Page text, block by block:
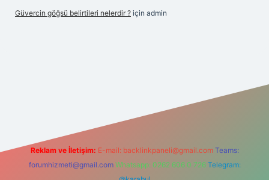
Güvercin göğsü belirtileri nelerdir ? için admin
Reklam ve İletişim: E-mail: backlinkpaneli@gmail.com Teams:
forumhizmeti@gmail.com Whatsapp: 0262 606 0 726 Telegram: